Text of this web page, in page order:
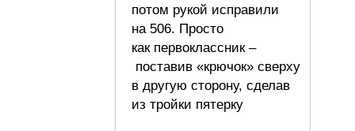
потом рукой исправили
на 506. Просто
как первоклассник –
поставив «крючок» сверху
в другую сторону, сделав
из тройки пятерку